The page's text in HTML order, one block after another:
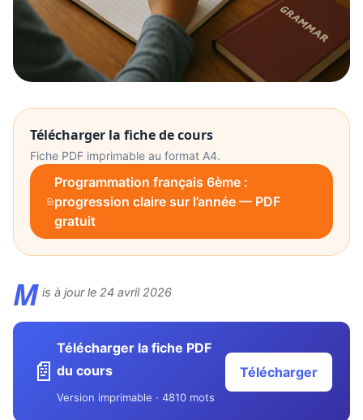
Télécharger la fiche de cours
Fiche PDF imprimable au format A4.
Programmation français 6ème :
progression claire sur l’année — PDF
gratuit
M is à jour le 24 avril 2026
📄
Télécharger la fiche PDF
du cours
Version imprimable · 4810 mots
Télécharger